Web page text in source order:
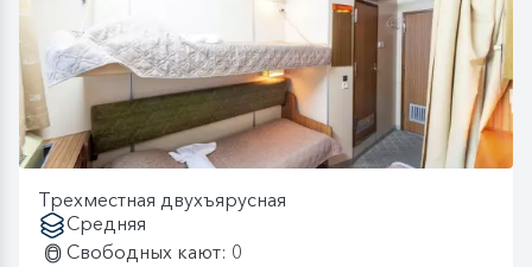
Трехместная двухъярусная
Средняя
Свободных кают: 0